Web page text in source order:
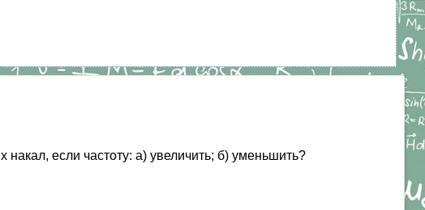
если частоту: а) увеличить; б) уменьшить?